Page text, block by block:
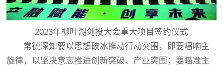
2023年柳叶湖创投大会重大项目签约仪式
常德深知要以思想破冰推动行动突围，即要唱响主
旋律，以坚决意志推进创新突破、产业突围；要瞄准主